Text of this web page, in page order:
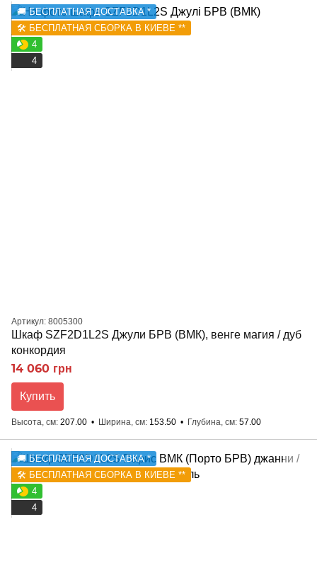
🚚 БЕСПЛАТНАЯ ДОСТАВКА *
🛠️ БЕСПЛАТНАЯ СБОРКА В КИЕВЕ **
4
4
Артикул: 8005300
Шкаф SZF2D1L2S Джули БРВ (ВМК), венге магия / дуб
конкордия
14 060 грн
Купить
Высота, см 207.00 Ширина, см 153.50 Глубина, см 57.00
🚚 БЕСПЛАТНАЯ ДОСТАВКА *
🛠️ БЕСПЛАТНАЯ СБОРКА В КИЕВЕ **
4
4